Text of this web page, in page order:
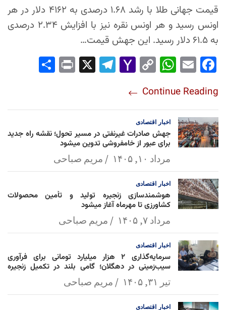
قیمت جهانی طلا با رشد ۱.۶۸ درصدی به ۴۱۶۲ دلار در هر
اونس رسید و هر اونس نقره نیز با افزایش ۲.۳۴ درصدی
به ۶۱.۵ دلار رسید. این جهش قیمت…
Fac
ok
Em
Wh
Ap
p
Co
Lin
k
Yah
l
Tel
Pri
Continue Reading
اخبار اقتصادی
جهش صادرات غیرنفتی در مسیر تحول؛ نقشه راه جدید
برای عبور از خامفروشی تدوین میشود
مرداد ۱۰, ۱۴۰۵ مریم صباحی
اخبار اقتصادی
هوشمندسازی زنجیره تولید و تأمین محصولات
کشاورزی تا مهرماه آغاز میشود
مرداد ۷, ۱۴۰۵ مریم صباحی
اخبار اقتصادی
سرمایه‌گذاری ۲ هزار میلیارد تومانی برای فرآوری
سیب‌زمینی در دهگلان؛ گامی بلند در تکمیل زنجیره
ارزش کشاورزیتیر ۳۱, ۱۴۰۵ مریم صباحی
اخبار اقتصادی